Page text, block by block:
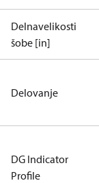
Delnavelikosti
šobe [in]
Delovanje
DG Indicator
Profile